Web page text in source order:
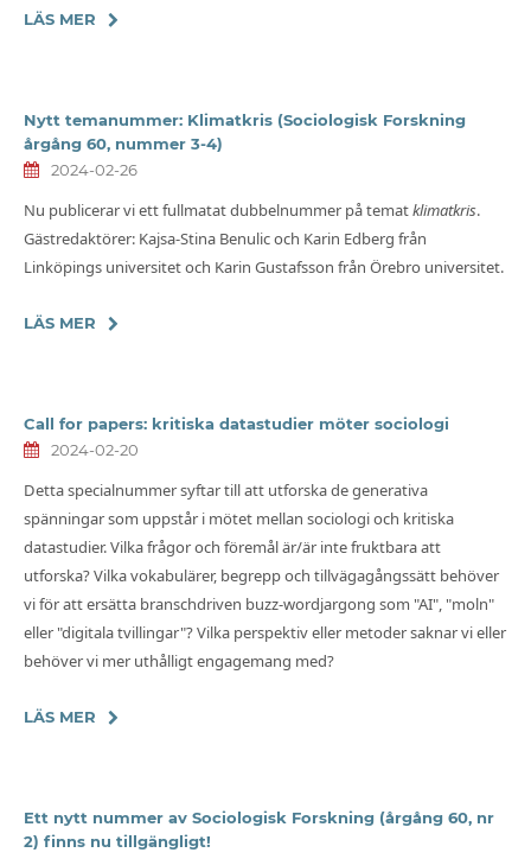
LÄS MER
Nytt temanummer: Klimatkris (Sociologisk Forskning
årgång 60, nummer 3-4)
2024-02-26
Nu publicerar vi ett fullmatat dubbelnummer på tematklimatkris.
Gästredaktörer: Kajsa-Stina Benulic och Karin Edberg från
Linköpings universitet och Karin Gustafsson från Örebro universitet.
LÄS MER
Call for papers: kritiska datastudier möter sociologi
2024-02-20
Detta specialnummer syftar till att utforska de generativa
spänningar som uppstår i mötet mellan sociologi och kritiska
datastudier. Vilka frågor och föremål är/är inte fruktbara att
utforska? Vilka vokabulärer, begrepp och tillvägagångssätt behöver
vi för att ersätta branschdriven buzz-wordjargong som "AI", "moln"
eller "digitala tvillingar"? Vilka perspektiv eller metoder saknar vi eller
behöver vi mer uthålligt engagemang med?
LÄS MER
Ett nytt nummer av Sociologisk Forskning (årgång 60, nr
2) finns nu tillgängligt!